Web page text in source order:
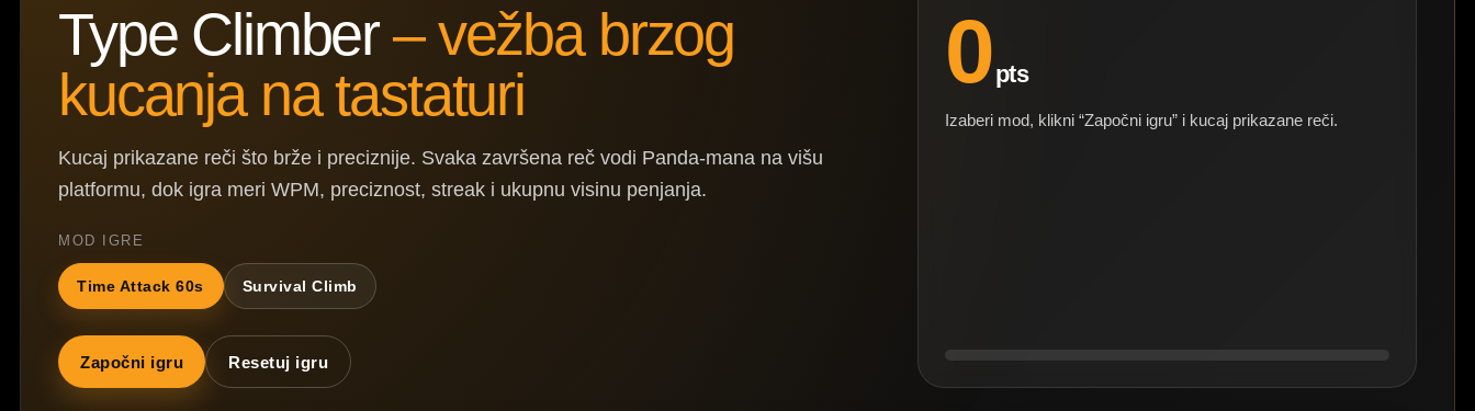
Type Climber– vežba brzog
kucanja na tastaturi
Kucaj prikazane reči što brže i preciznije. Svaka završena reč vodi Panda-mana na višu
platformu, dok igra meri WPM, preciznost, streak i ukupnu visinu penjanja.
MOD IGRE
Time Attack 60s Survival Climb
Započni igru Resetuj igru
0 pts
Izaberi mod, klikni “Započni igru” i kucaj prikazane reči.